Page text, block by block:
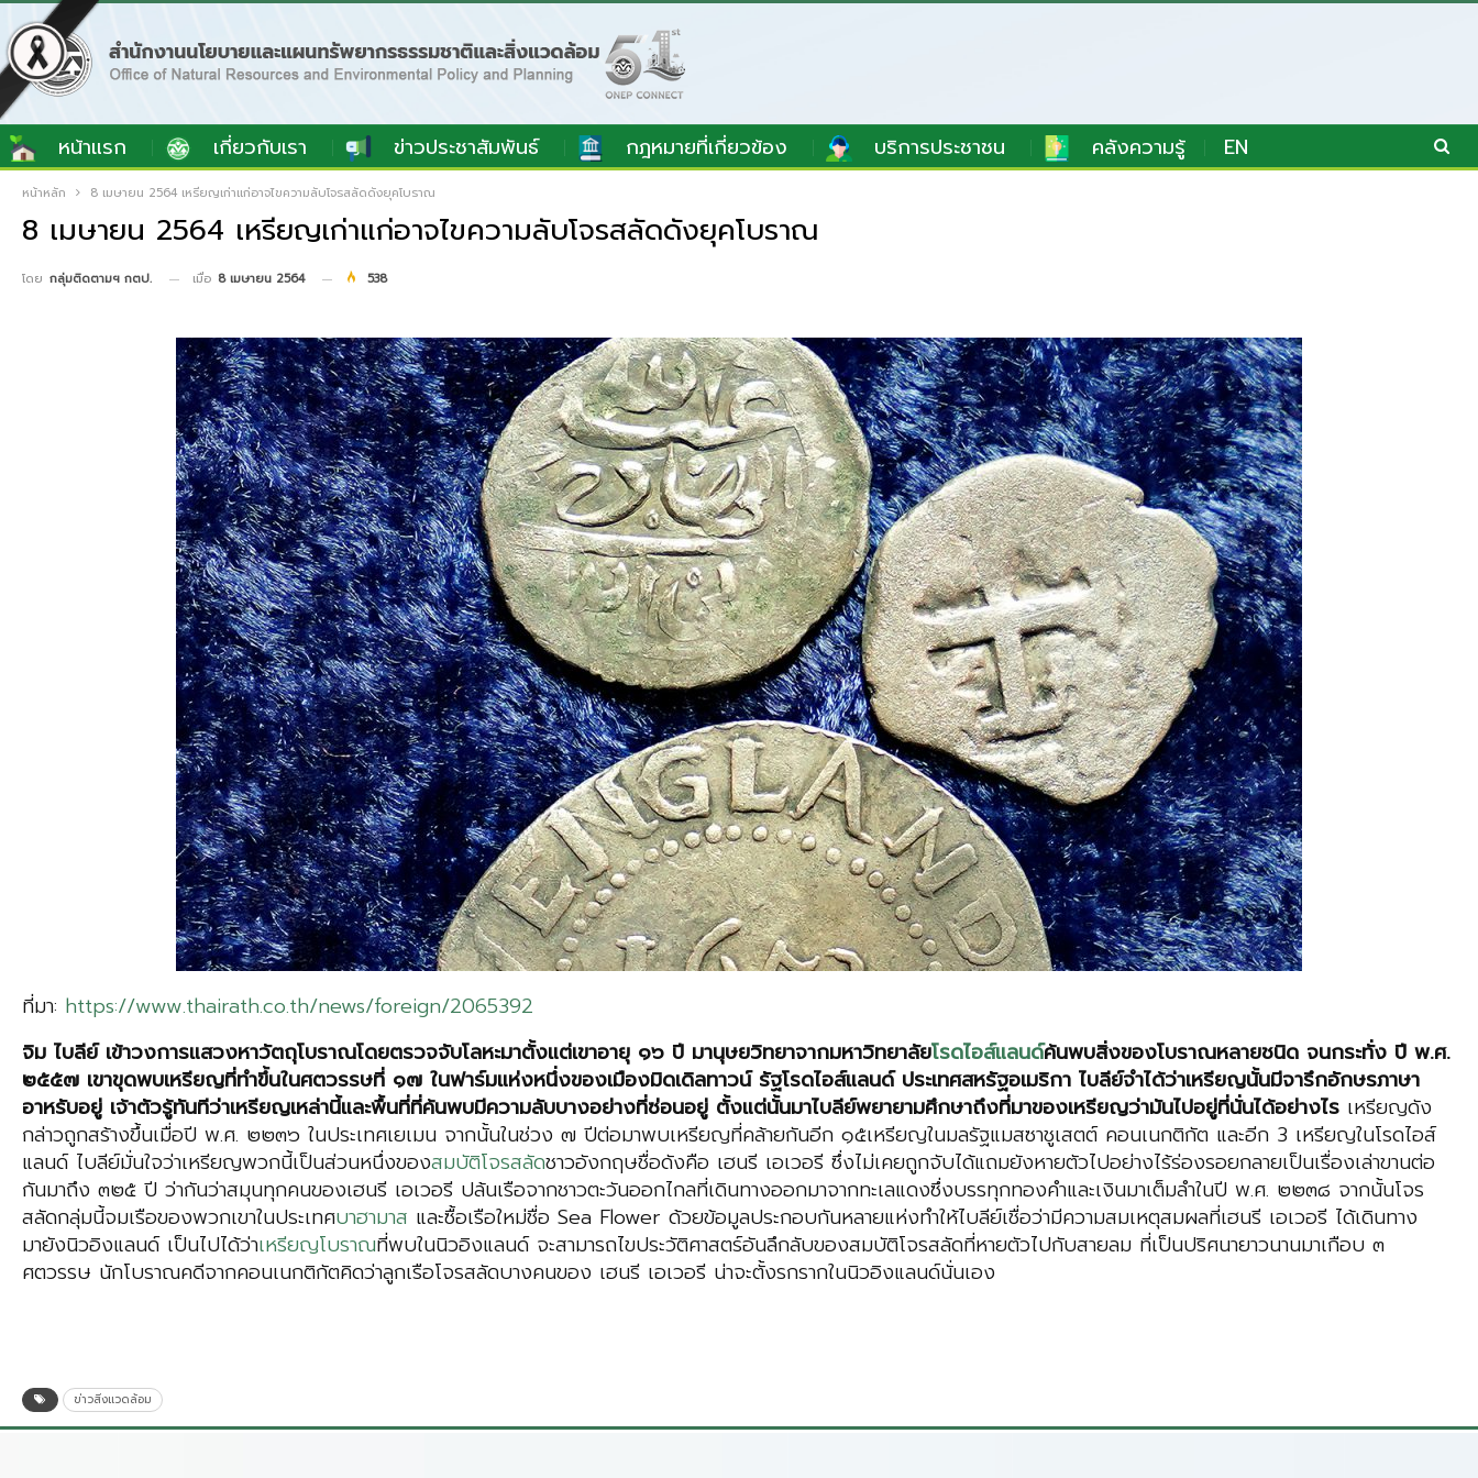
หน้าแรก เกี่ยวกับเรา ข่าวประชาสัมพันธ์ กฎหมายที่เกี่ยวข้อง บริการประชาชน คลังความรู้ EN
หน้าหลัก 8 เมษายน 2564 เหรียญเก่าแก่อาจไขความลับโจรสลัดดังยุคโบราณ
8 เมษายน 2564 เหรียญเก่าแก่อาจไขความลับโจรสลัดดังยุคโบราณ
โดย กลุ่มติดตามฯ กตป. เมื่อ 8 เมษายน 2564 538
ที่มา: https://www.thairath.co.th/news/foreign/2065392
จิม ไบลีย์ เข้าวงการแสวงหาวัตถุโบราณโดยตรวจจับโลหะมาตั้งแต่เขาอายุ ๑๖ ปี มานุษยวิทยาจากมหาวิทยาลัยโรดไอส์แลนด์ค้นพบสิ่งของโบราณหลายชนิด จนกระทั่ง ปี พ.ศ.
๒๕๕๗ เขาขุดพบเหรียญที่ทำขึ้นในศตวรรษที่ ๑๗ ในฟาร์มแห่งหนึ่งของเมืองมิดเดิลทาวน์ รัฐโรดไอส์แลนด์ ประเทศสหรัฐอเมริกา ไบลีย์จำได้ว่าเหรียญนั้นมีจารึกอักษรภาษา
อาหรับอยู่ เจ้าตัวรู้ทันทีว่าเหรียญเหล่านี้และพื้นที่ที่ค้นพบมีความลับบางอย่างที่ซ่อนอยู่ ตั้งแต่นั้นมาไบลีย์พยายามศึกษาถึงที่มาของเหรียญว่ามันไปอยู่ที่นั่นได้อย่างไร เหรียญดัง
กล่าวถูกสร้างขึ้นเมื่อปี พ.ศ. ๒๒๓๖ ในประเทศเยเมน จากนั้นในช่วง ๗ ปีต่อมาพบเหรียญที่คล้ายกันอีก ๑๕เหรียญในมลรัฐแมสซาชูเสตต์ คอนเนกติกัต และอีก 3 เหรียญในโรดไอส์
แลนด์ ไบลีย์มั่นใจว่าเหรียญพวกนี้เป็นส่วนหนึ่งของสมบัติโจรสลัดชาวอังกฤษชื่อดังคือ เฮนรี เอเวอรี ซึ่งไม่เคยถูกจับได้แถมยังหายตัวไปอย่างไร้ร่องรอยกลายเป็นเรื่องเล่าขานต่อ
กันมาถึง ๓๒๕ ปี ว่ากันว่าสมุนทุกคนของเฮนรี เอเวอรี ปล้นเรือจากชาวตะวันออกไกลที่เดินทางออกมาจากทะเลแดงซึ่งบรรทุกทองคำและเงินมาเต็มลำในปี พ.ศ. ๒๒๓๘ จากนั้นโจร
สลัดกลุ่มนี้จมเรือของพวกเขาในประเทศบาฮามาส และซื้อเรือใหม่ชื่อ Sea Flower ด้วยข้อมูลประกอบกันหลายแห่งทำให้ไบลีย์เชื่อว่ามีความสมเหตุสมผลที่เฮนรี เอเวอรี ได้เดินทาง
มายังนิวอิงแลนด์ เป็นไปได้ว่าเหรียญโบราณที่พบในนิวอิงแลนด์ จะสามารถไขประวัติศาสตร์อันลึกลับของสมบัติโจรสลัดที่หายตัวไปกับสายลม ที่เป็นปริศนายาวนานมาเกือบ ๓
ศตวรรษ นักโบราณคดีจากคอนเนกติกัตคิดว่าลูกเรือโจรสลัดบางคนของ เฮนรี เอเวอรี น่าจะตั้งรกรากในนิวอิงแลนด์นั่นเอง
ข่าวสิ่งแวดล้อม